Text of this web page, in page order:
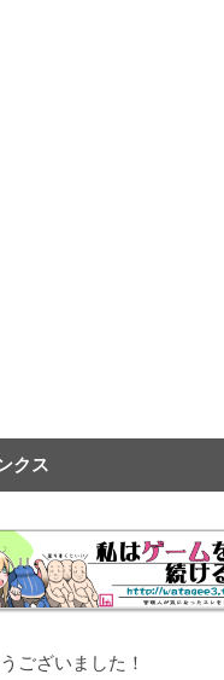
クス
ございました！